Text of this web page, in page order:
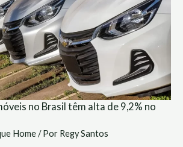
no Brasil têm alta de 9,2% no
Home/ Por Regy Santos